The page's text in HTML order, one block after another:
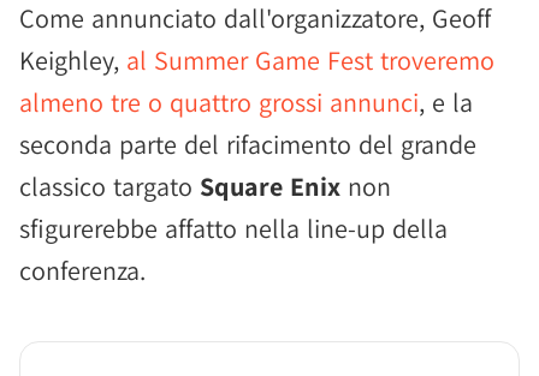
Come annunciato dall'organizzatore, Geoff
Keighley, al Summer Game Fest troveremo
almeno tre o quattro grossi annunci, e la
seconda parte del rifacimento del grande
classico targato Square Enix non
sfigurerebbe affatto nella line-up della
conferenza.